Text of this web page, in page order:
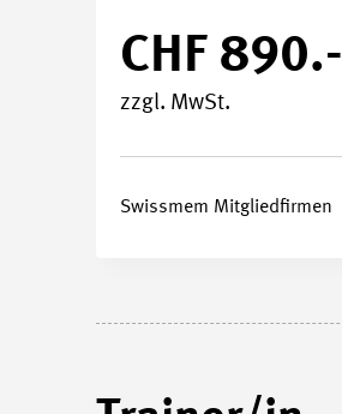
Stundenplan
CHF 890.-
zzgl. MwSt.
Swissmem Mitgliedfirmen